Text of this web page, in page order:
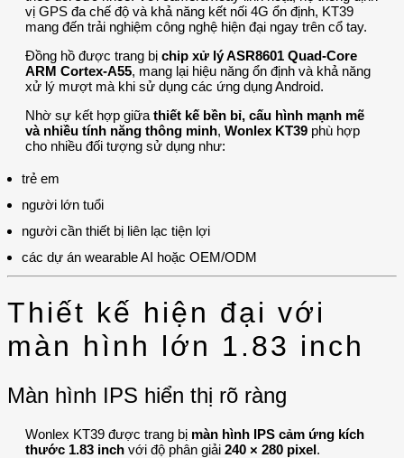
vị GPS đa chế độ và khả năng kết nối 4G ổn định, KT39
mang đến trải nghiệm công nghệ hiện đại ngay trên cổ tay.
Đồng hồ được trang bị chip xử lý ASR8601 Quad-Core
ARM Cortex-A55, mang lại hiệu năng ổn định và khả năng
xử lý mượt mà khi sử dụng các ứng dụng Android.
Nhờ sự kết hợp giữa thiết kế bền bỉ, cấu hình mạnh mẽ
và nhiều tính năng thông minh, Wonlex KT39 phù hợp
cho nhiều đối tượng sử dụng như:
trẻ em
người lớn tuổi
người cần thiết bị liên lạc tiện lợi
các dự án wearable AI hoặc OEM/ODM
Thiết kế hiện đại với
màn hình lớn 1.83 inch
Màn hình IPS hiển thị rõ ràng
Wonlex KT39 được trang bị màn hình IPS cảm ứng kích
thước 1.83 inch với độ phân giải 240 × 280 pixel.